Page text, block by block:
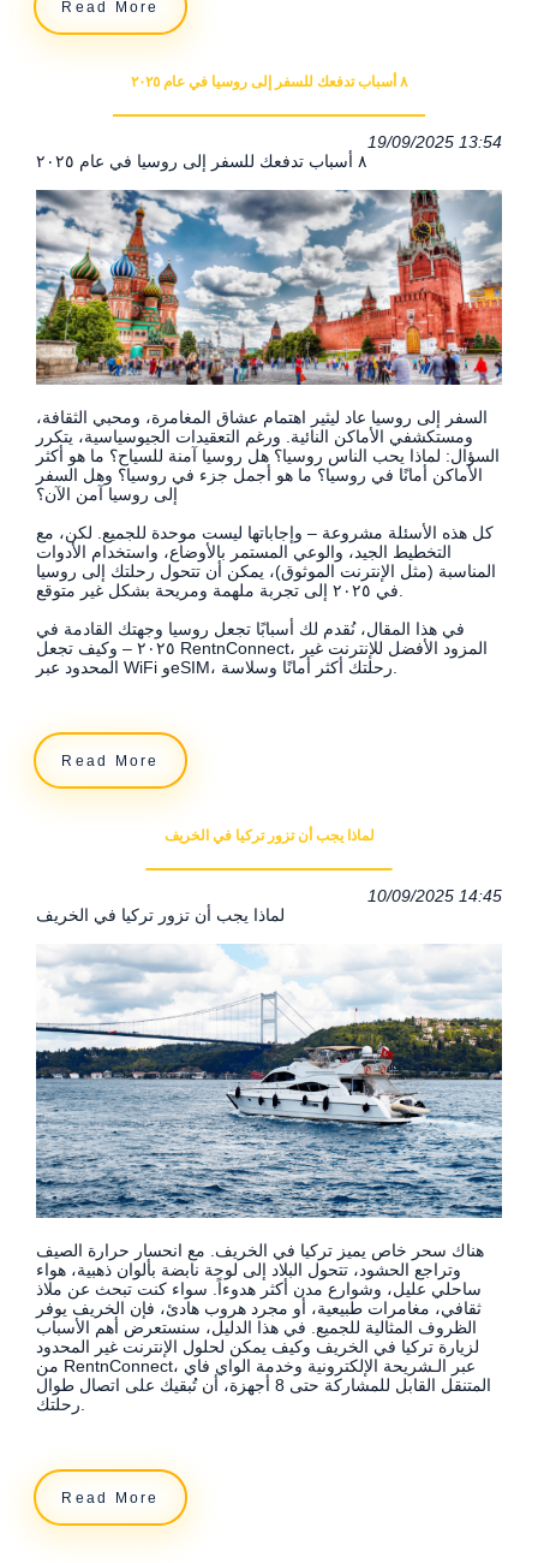
Read More
٨ أسباب تدفعك للسفر إلى روسيا في عام ٢٠٢٥
19/09/2025 13:54
٨ أسباب تدفعك للسفر إلى روسيا في عام ٢٠٢٥
السفر إلى روسيا عاد ليثير اهتمام عشاق المغامرة، ومحبي الثقافة،
ومستكشفي الأماكن النائية. ورغم التعقيدات الجيوسياسية، يتكرر
السؤال: لماذا يحب الناس روسيا؟ هل روسيا آمنة للسياح؟ ما هو أكثر
الأماكن أمانًا في روسيا؟ ما هو أجمل جزء في روسيا؟ وهل السفر
إلى روسيا آمن الآن؟
كل هذه الأسئلة مشروعة – وإجاباتها ليست موحدة للجميع. لكن، مع
التخطيط الجيد، والوعي المستمر بالأوضاع، واستخدام الأدوات
المناسبة (مثل الإنترنت الموثوق)، يمكن أن تتحول رحلتك إلى روسيا
في هذا المقال، نُقدم لك أسبابًا تجعل روسيا وجهتك القادمة في
٢٠٢٥ – وكيف تجعل RentnConnect، المزود الأفضل للإنترنت غير
Read More
لماذا يجب أن تزور تركيا في الخريف
10/09/2025 14:45
لماذا يجب أن تزور تركيا في الخريف
هناك سحر خاص يميز تركيا في الخريف. مع انحسار حرارة الصيف
وتراجع الحشود، تتحول البلاد إلى لوحة نابضة بألوان ذهبية، هواء
ساحلي عليل، وشوارع مدن أكثر هدوءاً. سواء كنت تبحث عن ملاذ
ثقافي، مغامرات طبيعية، أو مجرد هروب هادئ، فإن الخريف يوفر
الظروف المثالية للجميع. في هذا الدليل، سنستعرض أهم الأسباب
لزيارة تركيا في الخريف وكيف يمكن لحلول الإنترنت غير المحدود
من RentnConnect، عبر الـشريحة الإلكترونية وخدمة الواي فاي
المتنقل القابل للمشاركة حتى 8 أجهزة، أن تُبقيك على اتصال طوال
رحلتك.
Read More